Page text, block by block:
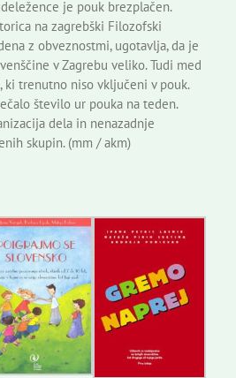
je pouk brezplačen.
na zagrebški Filozofski
z obveznostmi, ugotavlja, da je
v Zagrebu veliko. Tudi med
ki trenutno niso vključeni v pouk.
število ur pouka na teden.
dela in nenazadnje
skupin. (mm / akm)